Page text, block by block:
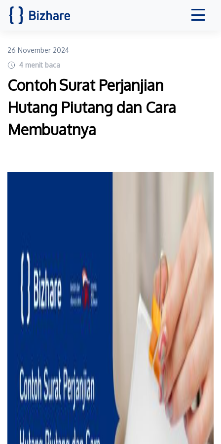
26 November 2024
4 menit baca
Contoh Surat Perjanjian
Hutang Piutang dan Cara
Membuatnya